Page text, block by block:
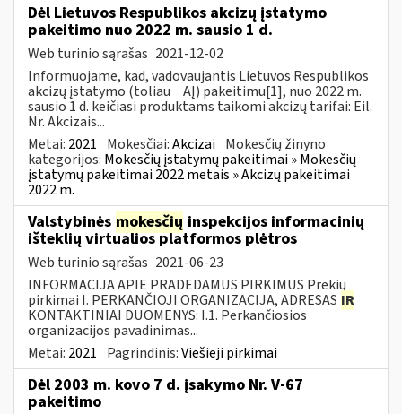
Dėl Lietuvos Respublikos akcizų įstatymo
pakeitimo nuo 2022 m. sausio 1 d.
Web turinio sąrašas 2021-12-02
Informuojame, kad, vadovaujantis Lietuvos Respublikos
akcizų įstatymo (toliau − AĮ) pakeitimu[1], nuo 2022 m.
sausio 1 d. keičiasi produktams taikomi akcizų tarifai: Eil.
Nr. Akcizais...
Metai: 2021 Mokesčiai:Akcizai Mokesčių žinyno
kategorijos: Mokesčių įstatymų pakeitimai » Mokesčių
įstatymų pakeitimai 2022 metais » Akcizų pakeitimai
2022 m.
Valstybinės mokesčių inspekcijos informacinių
išteklių virtualios platformos plėtros
Web turinio sąrašas 2021-06-23
INFORMACIJA APIE PRADEDAMUS PIRKIMUS Prekių
pirkimai I. PERKANČIOJI ORGANIZACIJA, ADRESAS IR
KONTAKTINIAI DUOMENYS: I.1. Perkančiosios
organizacijos pavadinimas...
Metai: 2021 Pagrindinis:Viešieji pirkimai
Dėl 2003 m. kovo 7 d. įsakymo Nr. V-67
pakeitimo